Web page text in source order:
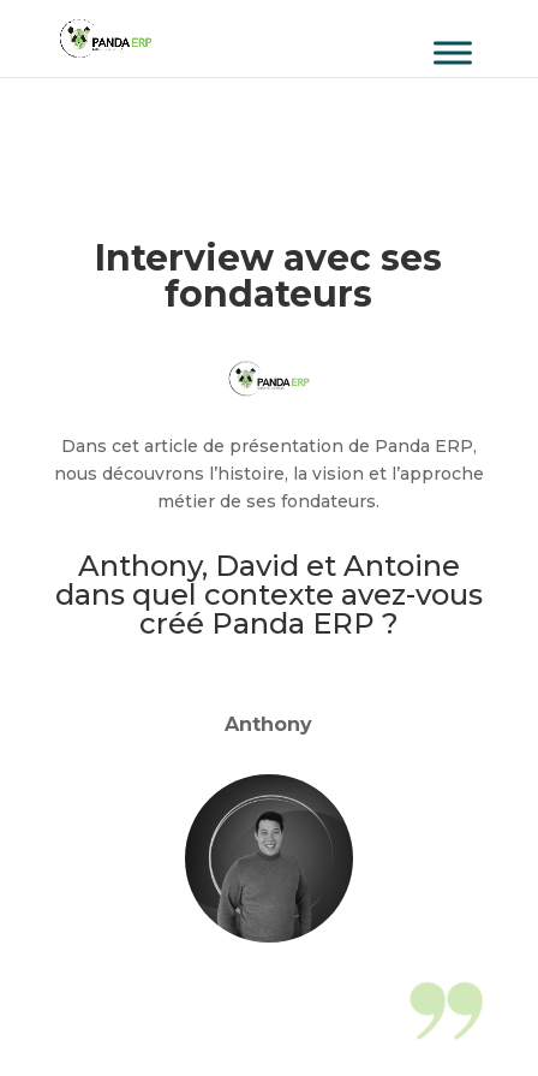
Interview avec ses
fondateurs
Dans cet article de présentation de Panda ERP,
nous découvrons l’histoire, la vision et l’approche
métier de ses fondateurs.
Anthony, David et Antoine
dans quel contexte avez-vous
créé Panda ERP ?
Anthony